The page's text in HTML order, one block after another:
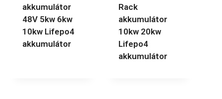
akkumulátor
48V 5kw 6kw
10kw Lifepo4
akkumulátor
Rack
akkumulátor
10kw 20kw
Lifepo4
akkumulátor